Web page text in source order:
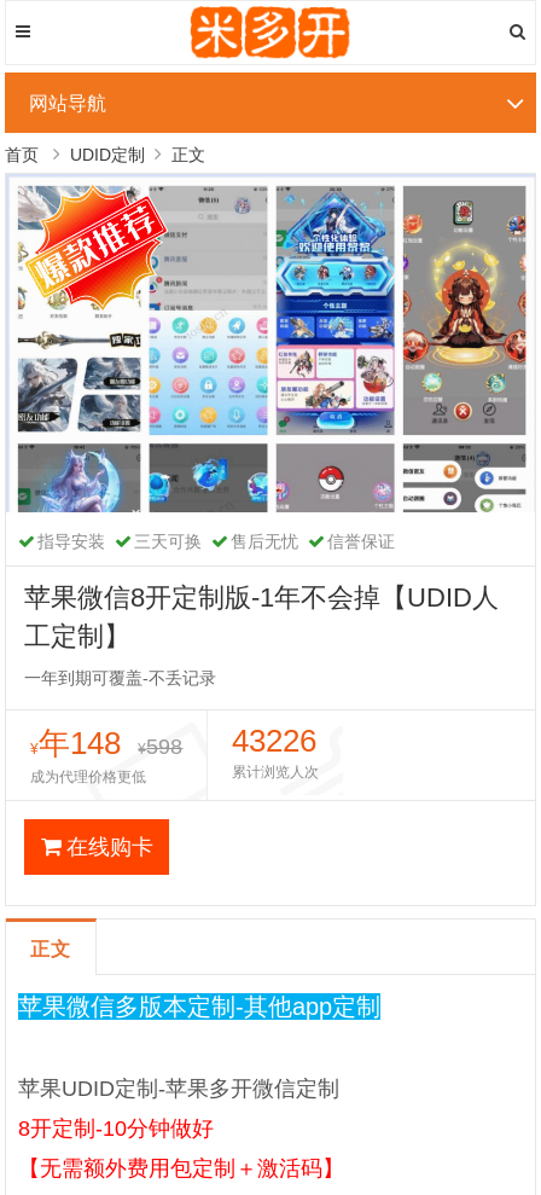
网站导航
首页 UDID定制 正文
指导安装 三天可换 售后无忧 信誉保证
苹果微信8开定制版-1年不会掉【UDID人
工定制】
一年到期可覆盖-不丢记录
¥年148 ¥598
成为代理价格更低
43226
累计浏览人次
在线购卡
正文
苹果微信多版本定制-其他app定制
苹果UDID定制-苹果多开微信定制
8开定制-10分钟做好
【无需额外费用包定制＋激活码】